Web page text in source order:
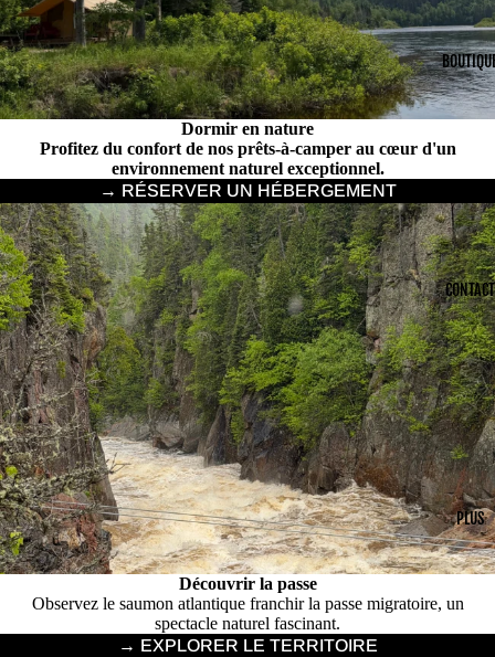
CONTACT
PLUS
Dormir en nature
Profitez du confort de nos prêts-à-camper au cœur d'un
environnement naturel exceptionnel.
→ RÉSERVER UN HÉBERGEMENT
Découvrir la passe
Observez le saumon atlantique franchir la passe migratoire, un
spectacle naturel fascinant.
→ EXPLORER LE TERRITOIRE